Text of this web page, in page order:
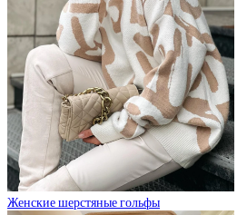
Женские шерстяные гольфы